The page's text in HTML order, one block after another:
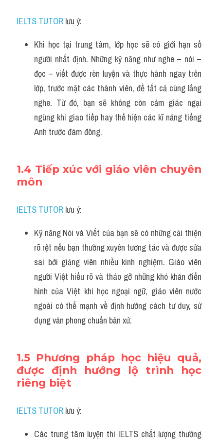
IELTS TUTOR lưu ý:
Khi học tại trung tâm, lớp học sẽ có giới hạn số
người nhất định. Những kỹ năng như nghe – nói –
đọc – viết được rèn luyện và thực hành ngay trên
lớp, trước mặt các thành viên, để tất cả cùng lắng
nghe. Từ đó, bạn sẽ không còn cảm giác ngại
ngùng khi giao tiếp hay thể hiện các kĩ năng tiếng
Anh trước đám đông.
1.4 Tiếp xúc với giáo viên chuyên
môn
IELTS TUTOR lưu ý:
Kỹ năng Nói và Viết của bạn sẽ có những cải thiện
rõ rệt nếu bạn thường xuyên tương tác và được sửa
sai bởi giảng viên nhiều kinh nghiệm. Giáo viên
người Việt hiểu rõ và tháo gỡ những khó khăn điển
hình của Việt khi học ngoại ngữ, giáo viên nước
ngoài có thế mạnh về định hướng cách tư duy, sử
dụng văn phong chuẩn bản xứ.
1.5 Phương pháp học hiệu quả,
được định hướng lộ trình học
riêng biệt
IELTS TUTOR lưu ý:
Các trung tâm luyện thi IELTS chất lượng thường